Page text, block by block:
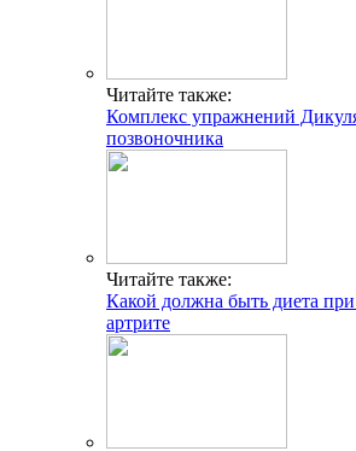
Читайте также:
Комплекс упражнений
позвоночника
Читайте также:
Какой должна быть диета
артрите